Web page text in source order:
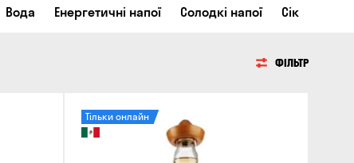
Вода Енергетичні напої Солодкі напої Сік
ФІЛЬТР
Тільки онлайн